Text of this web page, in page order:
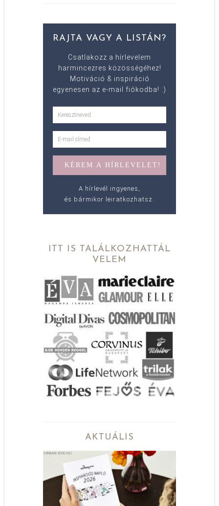
RAJTA VAGY A LISTÁN?
Csatlakozz a hírlevelem
harmincezres közösségéhez!
Motiváció & inspiráció
egyenesen az e-mail fiókodba! :)
A hírlevél ingyenes,
és bármikor leiratkozhatsz.
ITT IS TALÁLKOZHATTÁL
VELEM
AKTUÁLIS